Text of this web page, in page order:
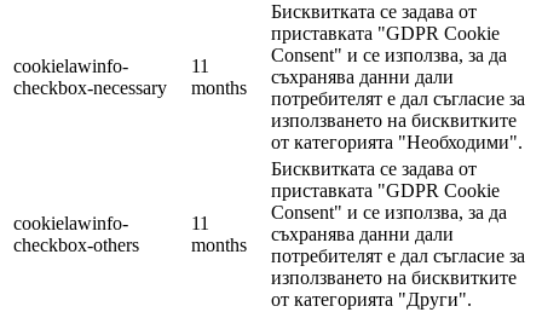
cookielawinfo-
checkbox-necessary
11
months
Бисквитката се задава от
приставката "GDPR Cookie
Consent" и се използва, за да
съхранява данни дали
потребителят е дал съгласие за
използването на бисквитките
от категорията "Необходими".
cookielawinfo-
checkbox-others
11
months
Бисквитката се задава от
приставката "GDPR Cookie
Consent" и се използва, за да
съхранява данни дали
потребителят е дал съгласие за
използването на бисквитките
от категорията "Други".